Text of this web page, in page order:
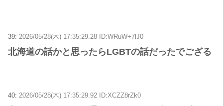
39: 2026/05/28(木) 17:35:29.28 ID:WRuW+7lJ0
北海道の話かと思ったらLGBTの話だったでござる
40: 2026/05/28(木) 17:35:29.92 ID:XCZZ8rZk0